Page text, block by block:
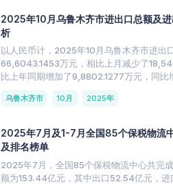
2025年10月乌鲁木齐市进出口总额及
析
以人民币计，2025年10月乌鲁木齐市进出
66,6043.1453万元，相比上月减少了
比上年同期增加了9,8802.1277万元，同比
乌鲁木齐市 10月 2025年
2025年7月及1-7月全国85个保税物流
及排名榜单
2025年7月，全国85个保税物流中心共完
额为153.44亿元，其中出口52.54亿元，进